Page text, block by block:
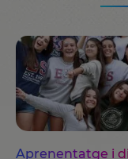
Aprenentatge i